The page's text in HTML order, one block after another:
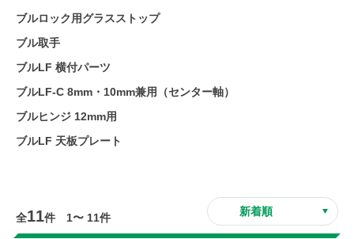
ブルロック用グラスストップ
ブル取手
ブルLF 横付パーツ
ブルLF-C 8mm・10mm兼用（センター軸）
ブルヒンジ 12mm用
ブルLF 天板プレート
全11件 1〜 11件